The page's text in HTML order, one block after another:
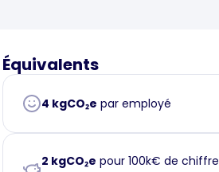
Équivalents
4 kgCO₂e par employé
2 kgCO₂e pour 100k€ de chiffre